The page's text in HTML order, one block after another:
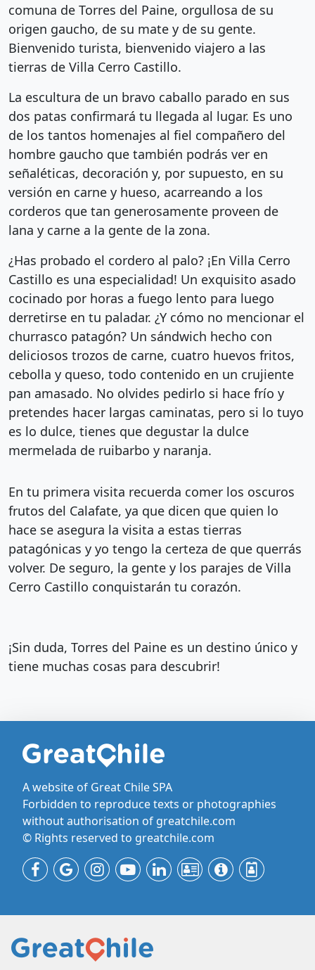
comuna de Torres del Paine, orgullosa de su
origen gaucho, de su mate y de su gente.
Bienvenido turista, bienvenido viajero a las
tierras de Villa Cerro Castillo.
La escultura de un bravo caballo parado en sus
dos patas confirmará tu llegada al lugar. Es uno
de los tantos homenajes al fiel compañero del
hombre gaucho que también podrás ver en
señaléticas, decoración y, por supuesto, en su
versión en carne y hueso, acarreando a los
corderos que tan generosamente proveen de
lana y carne a la gente de la zona.
¿Has probado el cordero al palo? ¡En Villa Cerro
Castillo es una especialidad! Un exquisito asado
cocinado por horas a fuego lento para luego
derretirse en tu paladar. ¿Y cómo no mencionar el
churrasco patagón? Un sándwich hecho con
deliciosos trozos de carne, cuatro huevos fritos,
cebolla y queso, todo contenido en un crujiente
pan amasado. No olvides pedirlo si hace frío y
pretendes hacer largas caminatas, pero si lo tuyo
es lo dulce, tienes que degustar la dulce
mermelada de ruibarbo y naranja.
En tu primera visita recuerda comer los oscuros
frutos del Calafate, ya que dicen que quien lo
hace se asegura la visita a estas tierras
patagónicas y yo tengo la certeza de que querrás
volver. De seguro, la gente y los parajes de Villa
Cerro Castillo conquistarán tu corazón.
¡Sin duda, Torres del Paine es un destino único y
tiene muchas cosas para descubrir!
A website of Great Chile SPA
Forbidden to reproduce texts or photographies
without authorisation of greatchile.com
© Rights reserved to greatchile.com